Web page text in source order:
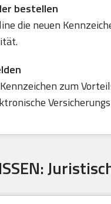
bestellen
die neuen
zum